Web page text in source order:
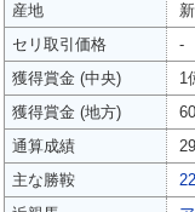
産地
セリ取引価格
-
獲得賞金 (中央)
1
獲得賞金 (地方)
通算成績
主な勝鞍